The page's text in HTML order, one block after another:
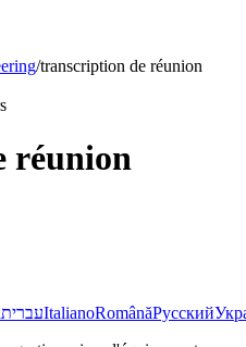
/transcription de réunion
réunion
עבריתItalianoRomânăРусский